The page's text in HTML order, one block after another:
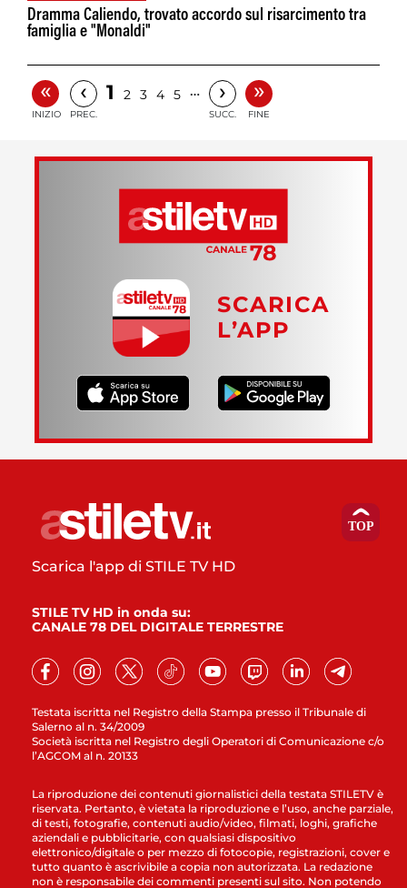
Dramma Caliendo, trovato accordo sul risarcimento tra
famiglia e "Monaldi"
«
INIZIO
‹
PREC.
1 2 3 4 5 … ›
SUCC.
»
FINE
SCARICA
L’APP
Testata iscritta nel Registro della Stampa presso il Tribunale di
Salerno al n. 34/2009
Società iscritta nel Registro degli Operatori di Comunicazione c/o
l’AGCOM al n. 20133
Scarica l'app di STILE TV HD
STILE TV HD in onda su:
CANALE 78 DEL DIGITALE TERRESTRE
La riproduzione dei contenuti giornalistici della testata STILETV è
riservata. Pertanto, è vietata la riproduzione e l’uso, anche parziale,
di testi, fotografie, contenuti audio/video, filmati, loghi, grafiche
aziendali e pubblicitarie, con qualsiasi dispositivo
elettronico/digitale o per mezzo di fotocopie, registrazioni, cover e
tutto quanto è ascrivibile a copia non autorizzata. La redazione
non è responsabile dei commenti presenti sul sito. Non potendo